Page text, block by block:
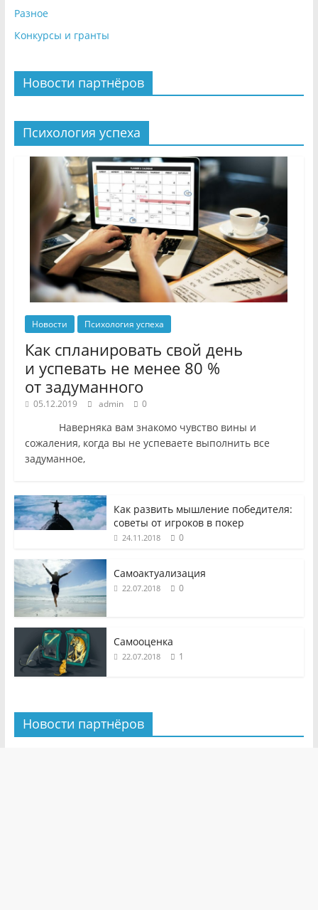
Разное
Конкурсы и гранты
Новости партнёров
Психология успеха
Новости Психология успеха
Как спланировать свой день
и успевать не менее 80 %
от задуманного
05.12.2019 admin 0
Наверняка вам знакомо чувство вины и
сожаления, когда вы не успеваете выполнить все
задуманное,
Как развить мышление победителя:
советы от игроков в покер
24.11.2018 0
Самоактуализация
22.07.2018 0
Самооценка
22.07.2018 1
Новости партнёров